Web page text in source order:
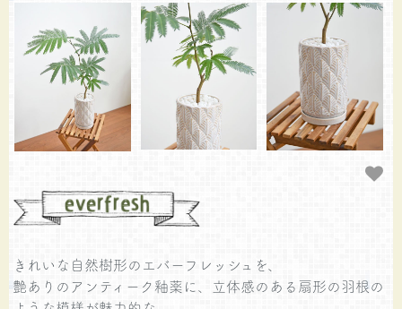
きれいな自然樹形のエバーフレッシュを、
艶ありのアンティーク釉薬に、立体感のある扇形の羽根の